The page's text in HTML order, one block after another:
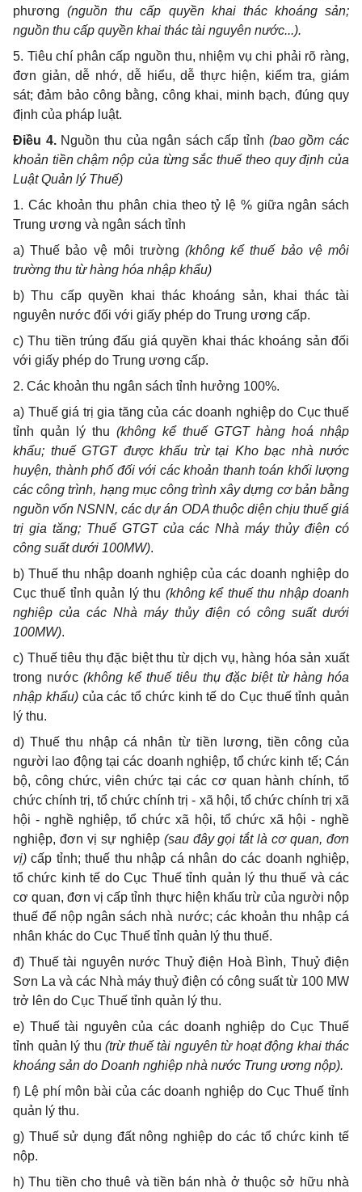
phương(nguồn thu cấp quyền khai thác khoáng sản;
nguồn thu cấp quyền khai thác tài nguyên nước...).
5. Tiêu chí phân cấp nguồn thu, nhiệm vụ chi phải rõ ràng,
đơn giản, dễ nhớ, dễ hiểu, dễ thực hiện, kiểm tra, giám
sát; đảm bảo công bằng, công khai, minh bạch, đúng quy
định của pháp luật.
Điều 4. Nguồn thu của ngân sách cấp tỉnh (bao gồm các
khoản tiền chậm nộp của từng sắc thuế theo quy định của
Luật Quản lý Thuế)
1. Các khoản thu phân chia theo tỷ lệ % giữa ngân sách
Trung ương và ngân sách tỉnh
a) Thuế bảo vệ môi trường(không kể thuế bảo vệ môi
trường thu từ hàng hóa nhập khẩu)
b) Thu cấp quyền khai thác khoáng sản, khai thác tài
nguyên nước đối với giấy phép do Trung ương cấp.
c) Thu tiền trúng đấu giá quyền khai thác khoáng sản đối
với giấy phép do Trung ương cấp.
2. Các khoản thu ngân sách tỉnh hưởng 100%.
a) Thuế giá trị gia tăng của các doanh nghiệp do Cục thuế
tỉnh quản lý thu (không kể thuế GTGT hàng hoá nhập
khẩu; thuế GTGT được khấu trừ tại Kho bạc nhà nước
huyện, thành phố đối với các khoản thanh toán khối lượng
các công trình, hạng mục công trình xây dựng cơ bản bằng
nguồn vốn NSNN, các dự án ODA thuộc diện chịu thuế giá
trị gia tăng; Thuế GTGT của các Nhà máy thủy điện có
công suất dưới 100MW).
b) Thuế thu nhập doanh nghiệp của các doanh nghiệp do
Cục thuế tỉnh quản lý thu (không kể thuế thu nhập doanh
nghiệp của các Nhà máy thủy điện có công suất dưới
100MW).
c) Thuế tiêu thụ đặc biệt thu từ dịch vụ, hàng hóa sản xuất
trong nước(không kể thuế tiêu thụ đặc biệt từ hàng hóa
nhập khẩu)của các tổ chức kinh tế do Cục thuế tỉnh quản
lý thu.
d) Thuế thu nhập cá nhân từ tiền lương, tiền công của
người lao động tại các doanh nghiệp, tổ chức kinh tế; Cán
bộ, công chức, viên chức tại các cơ quan hành chính, tổ
chức chính trị, tổ chức chính trị - xã hội, tổ chức chính trị xã
hội - nghề nghiệp, tổ chức xã hội, tổ chức xã hội - nghề
nghiệp, đơn vị sự nghiệp (sau đây gọi tắt là cơ quan, đơn
vị) cấp tỉnh; thuế thu nhập cá nhân do các doanh nghiệp,
tổ chức kinh tế do Cục Thuế tỉnh quản lý thu thuế và các
cơ quan, đơn vị cấp tỉnh thực hiện khấu trừ của người nộp
thuế để nộp ngân sách nhà nước; các khoản thu nhập cá
nhân khác do Cục Thuế tỉnh quản lý thu thuế.
đ) Thuế tài nguyên nước Thuỷ điện Hoà Bình, Thuỷ điện
Sơn La và các Nhà máy thuỷ điện có công suất từ 100 MW
trở lên do Cục Thuế tỉnh quản lý thu.
e) Thuế tài nguyên của các doanh nghiệp do Cục Thuế
tỉnh quản lý thu (trừ thuế tài nguyên từ hoạt động khai thác
khoáng sản do Doanh nghiệp nhà nước Trung ương nộp).
f) Lệ phí môn bài của các doanh nghiệp do Cục Thuế tỉnh
quản lý thu.
g) Thuế sử dụng đất nông nghiệp do các tổ chức kinh tế
nộp.
h) Thu tiền cho thuê và tiền bán nhà ở thuộc sở hữu nhà